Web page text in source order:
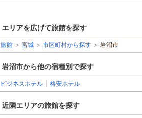
エリアを広げて旅館を探す
旅館 > 宮城 > 市区町村から探す > 岩沼市
岩沼市から他の宿種別で探す
ビジネスホテル 格安ホテル
近隣エリアの旅館を探す